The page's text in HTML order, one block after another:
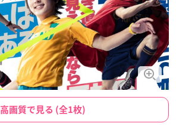
高画質で見る (全1枚)